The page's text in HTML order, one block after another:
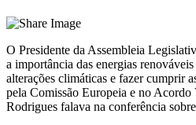
O Presidente da Assembleia
a importância das energias
alterações climáticas e fazer cumprir
pela Comissão Europeia e no Acordo
Rodrigues falava na conferência